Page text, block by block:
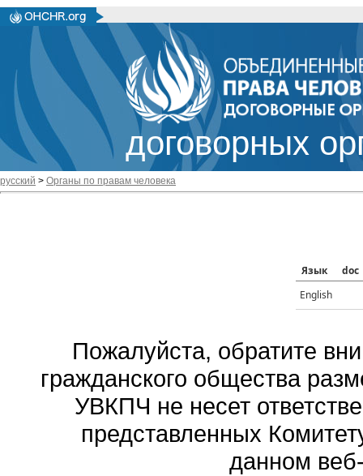
договорных
русский > Органы по правам человека
Язык
doc
English
Пожалуйста, обратите
гражданского общества
УВКПЧ не несет
представленных
данном